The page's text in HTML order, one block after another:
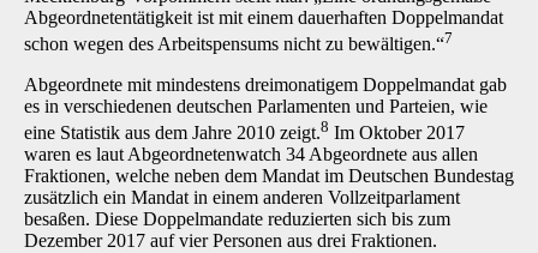
Abgeordnetentätigkeit ist mit einem dauerhaften Doppelmandat
schon wegen des Arbeitspensums nicht zu bewältigen.“7
Abgeordnete mit mindestens dreimonatigem Doppelmandat gab
es in verschiedenen deutschen Parlamenten und Parteien, wie
eine Statistik aus dem Jahre 2010 zeigt.8 Im Oktober 2017
waren es laut Abgeordnetenwatch 34 Abgeordnete aus allen
Fraktionen, welche neben dem Mandat im Deutschen Bundestag
zusätzlich ein Mandat in einem anderen Vollzeitparlament
besaßen. Diese Doppelmandate reduzierten sich bis zum
Dezember 2017 auf vier Personen aus drei Fraktionen.